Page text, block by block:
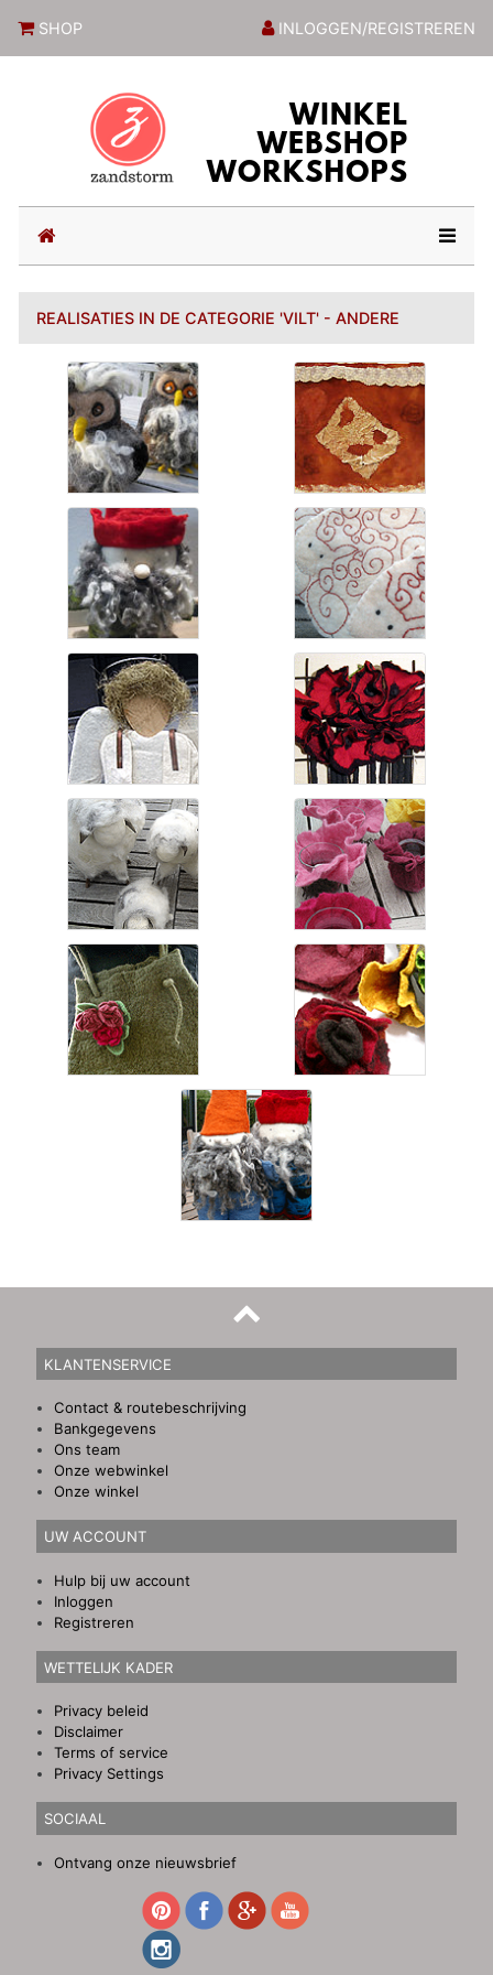
SHOP INLOGGEN/REGISTREREN
(current)
REALISATIES IN DE CATEGORIE 'VILT' - ANDERE
KLANTENSERVICE
Contact & routebeschrijving
Bankgegevens
Ons team
Onze webwinkel
Onze winkel
UW ACCOUNT
Hulp bij uw account
Inloggen
Registreren
WETTELIJK KADER
Privacy beleid
Disclaimer
Terms of service
Privacy Settings
SOCIAAL
Ontvang onze nieuwsbrief